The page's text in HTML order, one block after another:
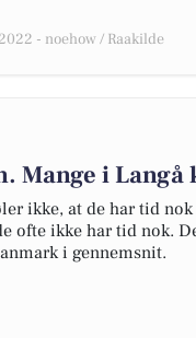
- noehow / Raakilde
Mange i Langå
ikke, at de har tid
ofte ikke har tid nok.
i gennemsnit.